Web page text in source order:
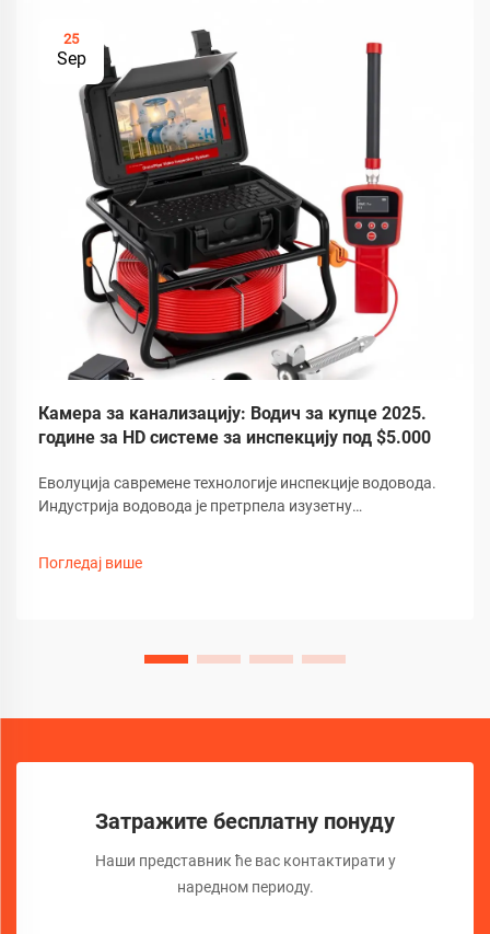
25
Sep
Камера за канализацију: Водич за купце 2025.
године за HD системе за инспекцију под $5.000
Еволуција савремене технологије инспекције водовода.
Индустрија водовода је претрпела изузетну
инспекцију револуционизовали су начин на који
Погледај више
Затражите бесплатну понуду
Наши представник ће вас контактирати у
наредном периоду.